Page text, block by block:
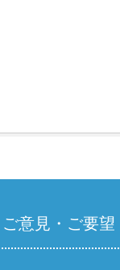
ご意見・ご要望